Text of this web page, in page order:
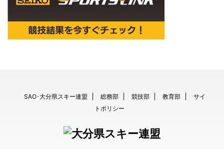
SAO･大分県スキー連盟 総務部 競技部 教育部
サイ
トポリシー